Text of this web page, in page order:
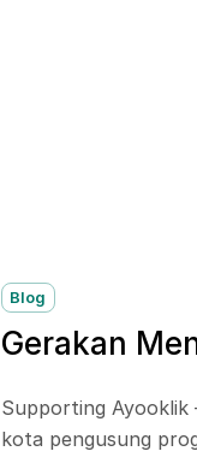
Blog
Gerakan
Supporting Ayooklik
kota pengusung